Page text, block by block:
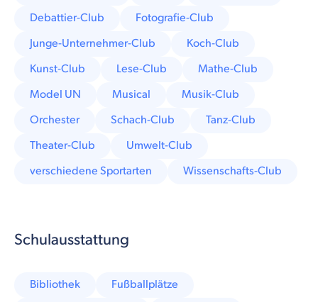
Debattier-Club
Fotografie-Club
Junge-Unternehmer-Club
Koch-Club
Kunst-Club
Lese-Club
Mathe-Club
Model UN
Musical
Musik-Club
Orchester
Schach-Club
Tanz-Club
Theater-Club
Umwelt-Club
verschiedene Sportarten
Wissenschafts-Club
Schulausstattung
Bibliothek
Fußballplätze